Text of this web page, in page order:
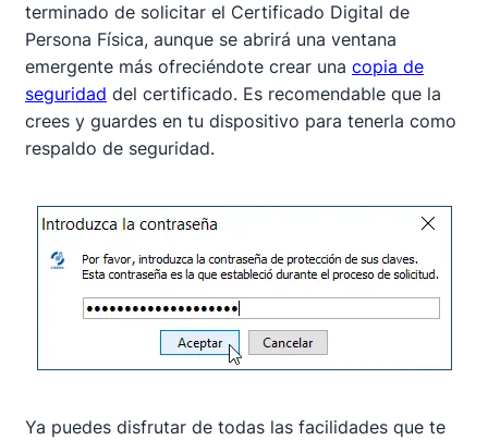
terminado de solicitar el Certificado Digital de
Persona Física, aunque se abrirá una ventana
emergente más ofreciéndote crear una copia de
seguridad del certificado. Es recomendable que la
crees y guardes en tu dispositivo para tenerla como
respaldo de seguridad.
Ya puedes disfrutar de todas las facilidades que te